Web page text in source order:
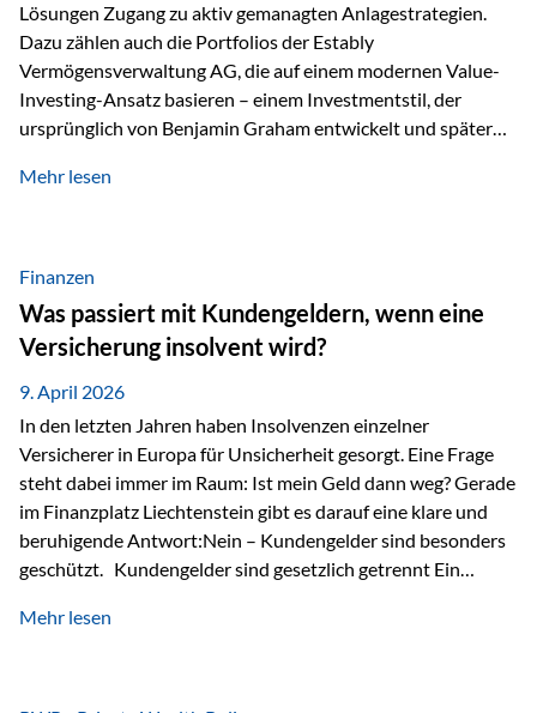
Lösungen Zugang zu aktiv gemanagten Anlagestrategien.
Dazu zählen auch die Portfolios der Estably
Vermögensverwaltung AG, die auf einem modernen Value-
Investing-Ansatz basieren – einem Investmentstil, der
ursprünglich von Benjamin Graham entwickelt und später
Modernes Value Investing als Grundlage Der
Fokus stehen Unternehmen, deren Börsenkurs unter ihrem
inneren Wert liegt. Neben klassischen
Bewertungskennzahlen werden auch qualitative Faktoren
wie Geschäftsmodell, Wettbewerbsvorteile und
Managementqualität…
Mehr lesen
Finanzen
Was passiert mit Kundengeldern, wenn eine
Versicherung insolvent wird?
9. April 2026
In den letzten Jahren haben Insolvenzen einzelner
Versicherer in Europa für Unsicherheit gesorgt. Eine Frage
steht dabei immer im Raum: Ist mein Geld dann weg? Gerade
im Finanzplatz Liechtenstein gibt es darauf eine klare und
beruhigende Antwort:Nein – Kundengelder sind besonders
geschützt. Kundengelder sind gesetzlich getrennt Ein
sogenannte Sondermasse. Das bedeutet:Die
Mehr lesen